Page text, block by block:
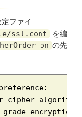
ファイ
ssl.conf
を編
on の先
algorithm